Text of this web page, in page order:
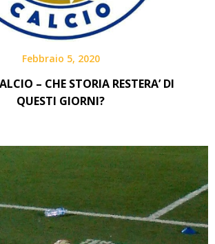
Febbraio 5, 2020
– CHE STORIA RESTERA’ DI
QUESTI GIORNI?